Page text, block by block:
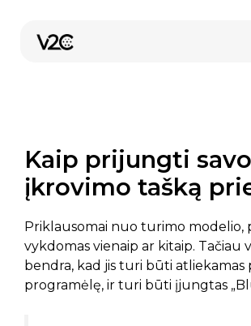
turinio
Kaip prijungti
įkrovimo tašką
Priklausomai nuo turimo modelio,
vykdomas vienaip ar kitaip. Tačiau
bendra, kad jis turi būti atliekamas
programėlę, ir turi būti įjungtas